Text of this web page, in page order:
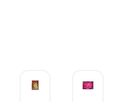
со уникатна
и игри повеќе
овозможуваат точно